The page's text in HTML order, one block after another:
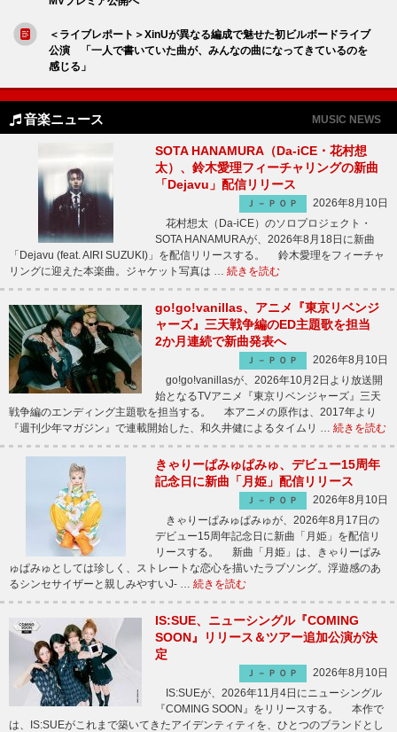
＜ライブレポート＞XinUが異なる編成で魅せた初ビルボードライブ
公演 「一人で書いていた曲が、みんなの曲になってきているのを
感じる」
音楽ニュース MUSIC NEWS
SOTA HANAMURA（Da-iCE・花村想
太）、鈴木愛理フィーチャリングの新曲
「Dejavu」配信リリース
Ｊ－ＰＯＰ
2026年8月10日
花村想太（Da-iCE）のソロプロジェクト・
SOTA HANAMURAが、2026年8月18日に新曲
「Dejavu (feat. AIRI SUZUKI)」を配信リリースする。 鈴木愛理をフィーチャ
リングに迎えた本楽曲。ジャケット写真は … 続きを読む
go!go!vanillas、アニメ『東京リベンジ
ャーズ』三天戦争編のED主題歌を担当
2か月連続で新曲発表へ
Ｊ－ＰＯＰ
2026年8月10日
go!go!vanillasが、2026年10月2日より放送開
始となるTVアニメ『東京リベンジャーズ』三天
戦争編のエンディング主題歌を担当する。 本アニメの原作は、2017年より
『週刊少年マガジン』で連載開始した、和久井健によるタイムリ … 続きを読む
きゃりーぱみゅぱみゅ、デビュー15周年
記念日に新曲「月姫」配信リリース
Ｊ－ＰＯＰ
2026年8月10日
きゃりーぱみゅぱみゅが、2026年8月17日の
デビュー15周年記念日に新曲「月姫」を配信リ
リースする。 新曲「月姫」は、きゃりーぱみ
ゅぱみゅとしては珍しく、ストレートな恋心を描いたラブソング。浮遊感のあ
るシンセサイザーと親しみやすいJ- … 続きを読む
IS:SUE、ニューシングル『COMING
SOON』リリース＆ツアー追加公演が決
定
Ｊ－ＰＯＰ
2026年8月10日
IS:SUEが、2026年11月4日にニューシングル
『COMING SOON』をリリースする。 本作で
は、IS:SUEがこれまで築いてきたアイデンティティを、ひとつのブランドとし